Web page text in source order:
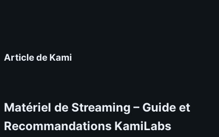
Article de Kami
Matériel de Streaming – Guide et
Recommandations KamiLabs